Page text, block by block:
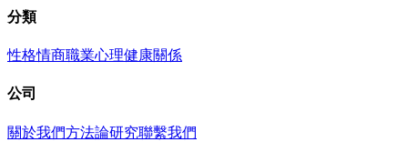
分類
性格情商職業心理健康關係
公司
關於我們方法論研究聯繫我們